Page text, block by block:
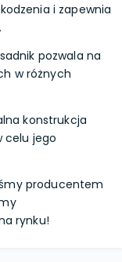
i zapewnia
pozwala na
w różnych
konstrukcja
celu jego
producentem
rynku!